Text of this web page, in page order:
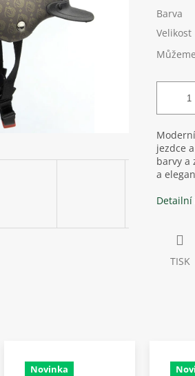
Barva
Velikost
jezdce
barvy a
a
TISK
Novinka